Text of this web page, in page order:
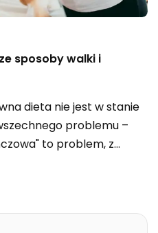
sposoby walki i
dieta nie jest w stanie
problemu –
to problem, z
nie istnieje jednoznaczne